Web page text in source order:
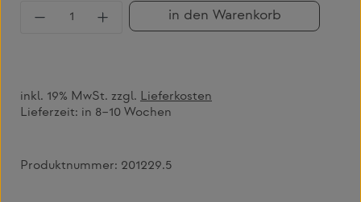
Produkt Anzahl: Gib den gewünschten
in den Warenkorb
inkl. 19% MwSt. zzgl. Lieferkosten
Lieferzeit: in 8–10 Wochen
Produktnummer: 201229.5